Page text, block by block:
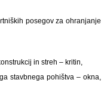
posegov za ohranjanje
in streh – kritin,
stavbnega pohištva – okna,